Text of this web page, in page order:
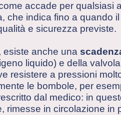
accade per qualsiasi
che indica fino a quando
e sicurezza previste.
esiste anche una
liquido) e della
resistere a pressioni
le bombole, per
dal medico: in
rimesse in circolazione in